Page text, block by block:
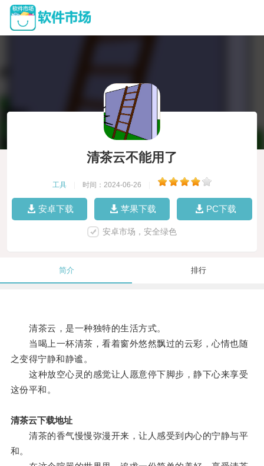
清茶云不能用了
工具 时间：2024-06-26
安卓下载 苹果下载 PC下载
安卓市场，安全绿色
简介 排行
清茶云，是一种独特的生活方式。
当喝上一杯清茶，看着窗外悠然飘过的云彩，心情也随
之变得宁静和静谧。
这种放空心灵的感觉让人愿意停下脚步，静下心来享受
这份平和。
清茶云下载地址
清茶的香气慢慢弥漫开来，让人感受到内心的宁静与平
和。